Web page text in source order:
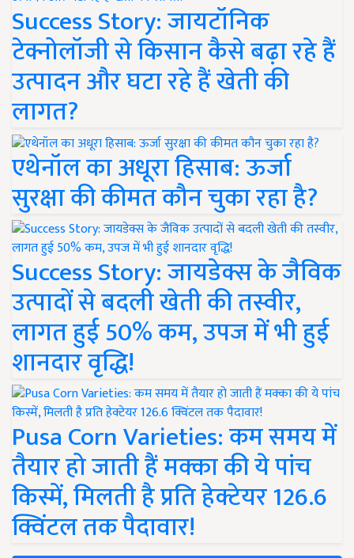
Success Story: जायटॉनिक
टेक्नोलॉजी से किसान कैसे बढ़ा रहे हैं
उत्पादन और घटा रहे हैं खेती की
लागत?
एथेनॉल का अधूरा हिसाब: ऊर्जा
सुरक्षा की कीमत कौन चुका रहा है?
Success Story: जायडेक्स के जैविक
उत्पादों से बदली खेती की तस्वीर,
लागत हुई 50% कम, उपज में भी हुई
शानदार वृद्धि!
Pusa Corn Varieties: कम समय में
तैयार हो जाती हैं मक्का की ये पांच
किस्में, मिलती है प्रति हेक्टेयर 126.6
क्विंटल तक पैदावार!